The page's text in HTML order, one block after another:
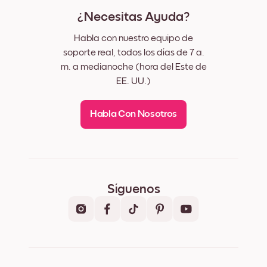
¿Necesitas Ayuda?
Habla con nuestro equipo de
soporte real, todos los días de 7 a.
m. a medianoche (hora del Este de
EE. UU.)
Habla Con Nosotros
Síguenos